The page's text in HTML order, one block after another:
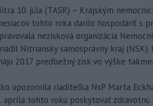
10. júla (TASR) – Krajským
tohto roka darilo hospodáriť s
nezisková organizácia
Nitriansky samosprávny kraj
2017 predbežný zisk vo výške
upozornila riaditeľka NsP Marta
apríla tohto roku poskytovať